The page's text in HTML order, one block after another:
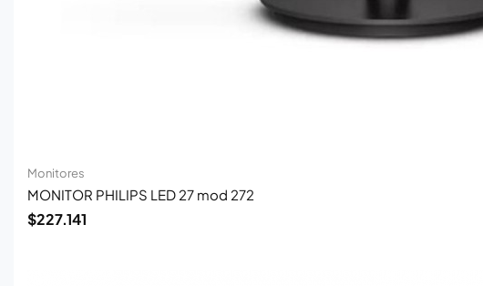
Monitores
MONITOR PHILIPS LED 27 mod 272
$227.141